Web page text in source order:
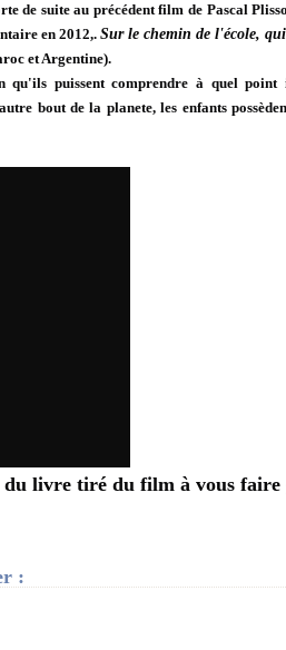
de suite au précédent film de Pascal
en 2012,.Sur le chemin de l'école,
et Argentine).
qu'ils puissent comprendre à quel
bout de la planete, les enfants
livre tiré du film à vous faire
: